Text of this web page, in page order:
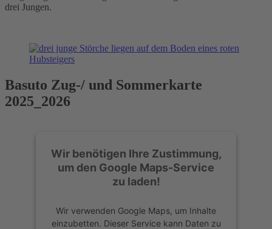
drei Jungen.
Basuto Zug-/ und Sommerkarte
2025_2026
Wir benötigen Ihre Zustimmung,
um den Google Maps-Service
zu laden!
Wir verwenden Google Maps, um Inhalte
einzubetten. Dieser Service kann Daten zu